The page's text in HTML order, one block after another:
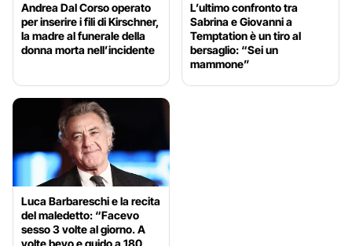
Andrea Dal Corso operato
per inserire i fili di Kirschner,
la madre al funerale della
donna morta nell’incidente
L’ultimo confronto tra
Sabrina e Giovanni a
Temptation è un tiro al
bersaglio: “Sei un
mammone”
Luca Barbareschi e la recita
del maledetto: “Facevo
sesso 3 volte al giorno. A
volte bevo e guido a 180